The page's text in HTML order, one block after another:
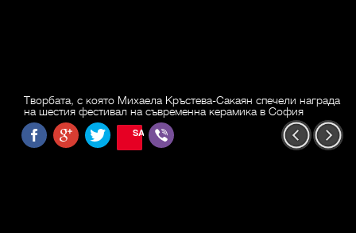
Творбата, с която Михаела Кръстева-Сакаян спечели награда
на шестия фестивал на съвременна керамика в София
SAVE